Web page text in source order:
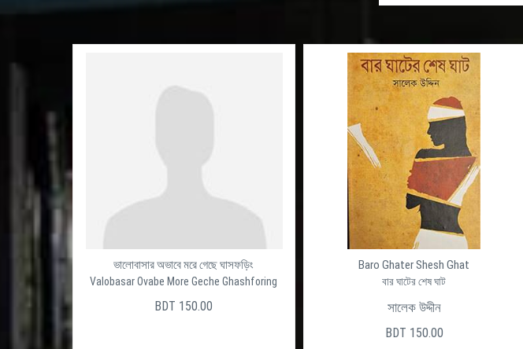
ভালোবাসার অভাবে মরে গেছে ঘাসফড়িং
Valobasar Ovabe More Geche Ghashforing
BDT 150.00
Baro Ghater Shesh Ghat
বার ঘাটের শেষ ঘাট
সালেক উদ্দীন
BDT 150.00